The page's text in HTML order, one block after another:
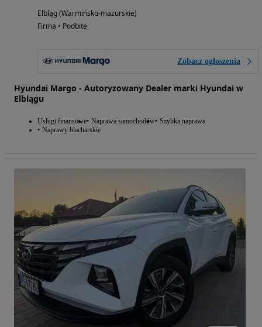
Elbląg (Warmińsko-mazurskie)
Firma • Podbite
Zobacz ogłoszenia
Hyundai Margo - Autoryzowany Dealer marki Hyundai w
Elblągu
Usługi finansowe Naprawa samochodów Szybka naprawa
Naprawy blacharskie